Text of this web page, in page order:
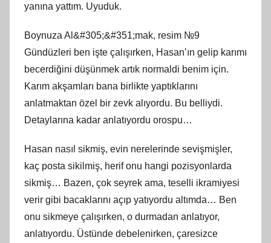
yanına yattım. Uyuduk.
Boynuza Al&#305;&#351;mak, resim №9
Gündüzleri ben işte çalışırken, Hasan’ın gelip karımı
becerdiğini düşünmek artık normaldi benim için.
Karım akşamları bana birlikte yaptıklarını
anlatmaktan özel bir zevk alıyordu. Bu belliydi.
Detaylarına kadar anlatıyordu orospu…
Hasan nasıl sikmiş, evin nerelerinde sevişmişler,
kaç posta sikilmiş, herif onu hangi pozisyonlarda
sikmiş… Bazen, çok seyrek ama, teselli ikramiyesi
verir gibi bacaklarını açıp yatıyordu altımda… Ben
onu sikmeye çalışırken, o durmadan anlatıyor,
anlatıyordu. Üstünde debelenirken, çaresizce